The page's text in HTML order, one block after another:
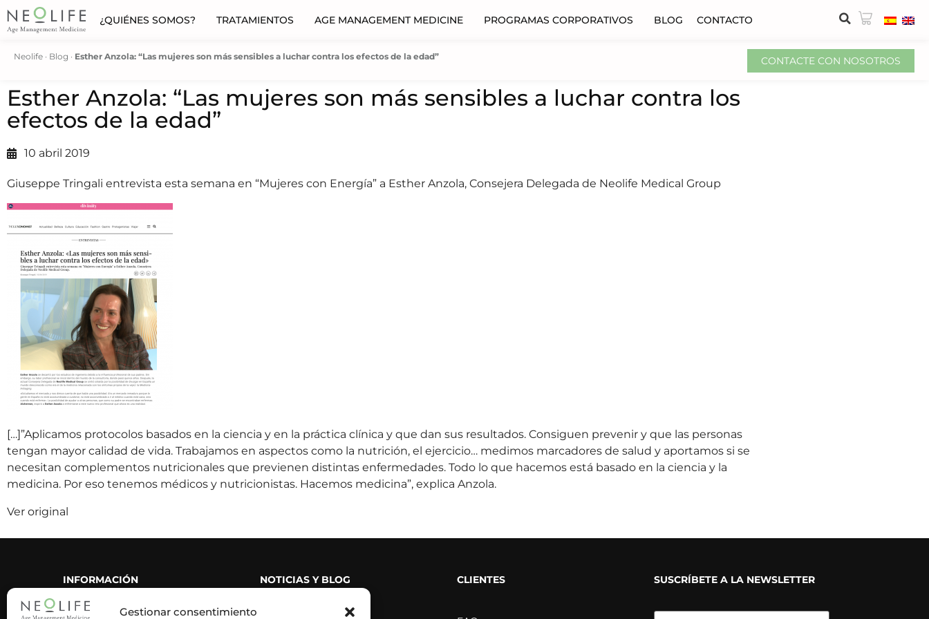
Gestionar consentimiento
¿QUIÉNES SOMOS? TRATAMIENTOS AGE MANAGEMENT MEDICINE PROGRAMAS CORPORATIVOS BLOG CONTACTO
Neolife · Blog · Esther Anzola: “Las mujeres son más sensibles a luchar contra los efectos de la edad” CONTACTE CON NOSOTROS
Esther Anzola: “Las mujeres son más sensibles a luchar contra los
efectos de la edad”
10 abril 2019
Giuseppe Tringali entrevista esta semana en “Mujeres con Energía” a Esther Anzola, Consejera Delegada de Neolife Medical Group
[…]”Aplicamos protocolos basados en la ciencia y en la práctica clínica y que dan sus resultados. Consiguen prevenir y que las personas
tengan mayor calidad de vida. Trabajamos en aspectos como la nutrición, el ejercicio… medimos marcadores de salud y aportamos si se
necesitan complementos nutricionales que previenen distintas enfermedades. Todo lo que hacemos está basado en la ciencia y la
medicina. Por eso tenemos médicos y nutricionistas. Hacemos medicina”, explica Anzola.
Ver original
INFORMACIÓN
NOTICIAS Y BLOG CLIENTES SUSCRÍBETE A LA NEWSLETTER